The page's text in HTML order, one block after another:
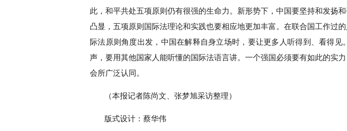
此，和平共处五项原则仍有很强的生命力。新形势下，中国要坚持和发扬
凸显，五项原则国际法理论和实践也要相应地更加丰富。在联合国工作过
际法原则角度出发，中国在解释自身立场时，要让更多人听得到、看得
声，要用其他国家人能听懂的国际法语言讲。一个强国必须要有如此的实
会所广泛认同。
（本报记者陈尚文、张梦旭采访整理）
版式设计：蔡华伟